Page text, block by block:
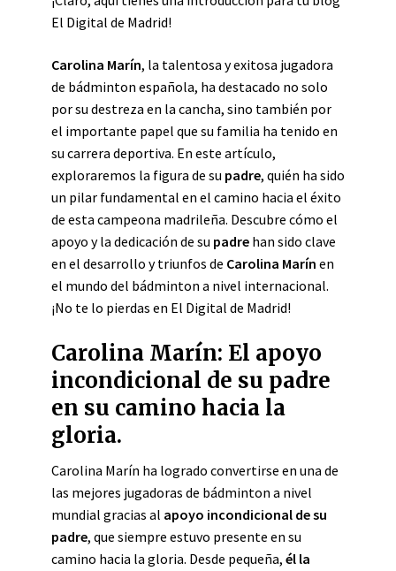
El Digital de Madrid!
Carolina Marín, la talentosa y exitosa jugadora
de bádminton española, ha destacado no solo
por su destreza en la cancha, sino también por
el importante papel que su familia ha tenido en
su carrera deportiva. En este artículo,
exploraremos la figura de su padre, quién ha sido
un pilar fundamental en el camino hacia el éxito
de esta campeona madrileña. Descubre cómo el
apoyo y la dedicación de su padre han sido clave
en el desarrollo y triunfos de Carolina Marín en
el mundo del bádminton a nivel internacional.
¡No te lo pierdas en El Digital de Madrid!
Carolina Marín: El apoyo
incondicional de su padre
en su camino hacia la
gloria.
Carolina Marín ha logrado convertirse en una de
las mejores jugadoras de bádminton a nivel
mundial gracias al apoyo incondicional de su
padre, que siempre estuvo presente en su
camino hacia la gloria. Desde pequeña, él la